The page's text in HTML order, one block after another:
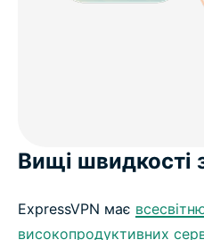
Вищі швидкості
ExpressVPN має
високопродуктивних